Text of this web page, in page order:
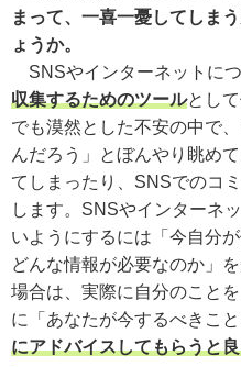
まって、一喜一憂してしま
ょうか。
SNSやインターネットにつ
収集するためのツールとし
でも漠然とした不安の中で
んだろう」とぼんやり眺め
てしまったり、SNSでのコ
します。SNSやインターネ
いようにするには「今自分
どんな情報が必要なのか」
場合は、実際に自分のこと
に「あなたが今するべきこ
にアドバイスしてもらうと